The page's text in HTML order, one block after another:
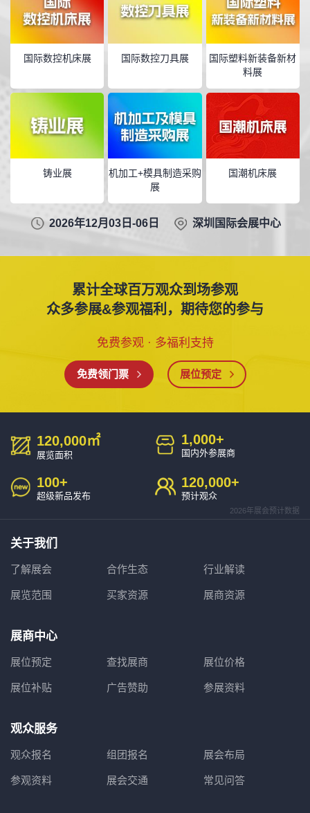
国际数控机床展 国际数控刀具展
国际塑料新装备新材
料展
铸业展
机加工+模具制造采购
展
国潮机床展
2026年12月03日-06日 深圳国际会展中心
累计全球百万观众到场参观
众多参展&参观福利，期待您的参与
免费参观 · 多福利支持
免费领门票 展位预定
120,000㎡
展览面积
1,000+
国内外参展商
100+
超级新品发布
120,000+
预计观众
2026年展会预计数据
关于我们
了解展会 合作生态 行业解读
展览范围 买家资源 展商资源
展商中心
展位预定 查找展商 展位价格
展位补贴 广告赞助 参展资料
观众服务
观众报名 组团报名 展会布局
参观资料 展会交通 常见问答